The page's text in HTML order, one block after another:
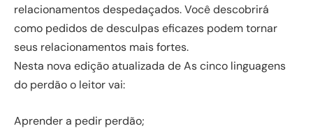
relacionamentos despedaçados. Você descobrirá
como pedidos de desculpas eficazes podem tornar
seus relacionamentos mais fortes.
Nesta nova edição atualizada de As cinco linguagens
do perdão o leitor vai:
Aprender a pedir perdão;